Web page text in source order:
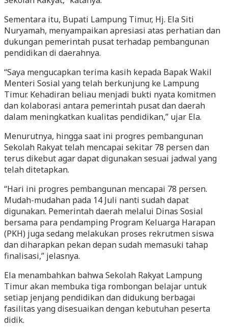
Sementara itu, Bupati Lampung Timur, Hj. Ela Siti
Nuryamah, menyampaikan apresiasi atas perhatian dan
dukungan pemerintah pusat terhadap pembangunan
pendidikan di daerahnya.
“Saya mengucapkan terima kasih kepada Bapak Wakil
Menteri Sosial yang telah berkunjung ke Lampung
Timur. Kehadiran beliau menjadi bukti nyata komitmen
dan kolaborasi antara pemerintah pusat dan daerah
dalam meningkatkan kualitas pendidikan,” ujar Ela.
Menurutnya, hingga saat ini progres pembangunan
Sekolah Rakyat telah mencapai sekitar 78 persen dan
terus dikebut agar dapat digunakan sesuai jadwal yang
telah ditetapkan.
“Hari ini progres pembangunan mencapai 78 persen.
Mudah-mudahan pada 14 Juli nanti sudah dapat
digunakan. Pemerintah daerah melalui Dinas Sosial
bersama para pendamping Program Keluarga Harapan
(PKH) juga sedang melakukan proses rekrutmen siswa
dan diharapkan pekan depan sudah memasuki tahap
finalisasi,” jelasnya.
Ela menambahkan bahwa Sekolah Rakyat Lampung
Timur akan membuka tiga rombongan belajar untuk
setiap jenjang pendidikan dan didukung berbagai
fasilitas yang disesuaikan dengan kebutuhan peserta
didik.